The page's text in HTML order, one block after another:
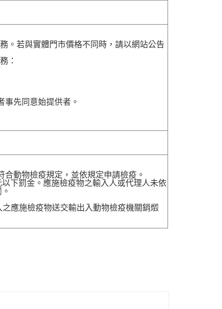
。若與實體門市價格不同時，請以網站公告
：
事先同意始提供者。
動物檢疫規定，並依規定申請檢疫。
下罰金。應施檢疫物之輸入人或代理人未依
應施檢疫物送交輸出入動物檢疫機關銷燬